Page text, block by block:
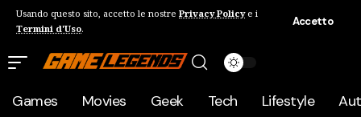
Usando questo sito, accetto le nostre Privacy Policye i
Termini d'Uso.
Accetto
Games Movies Geek Tech Lifestyle